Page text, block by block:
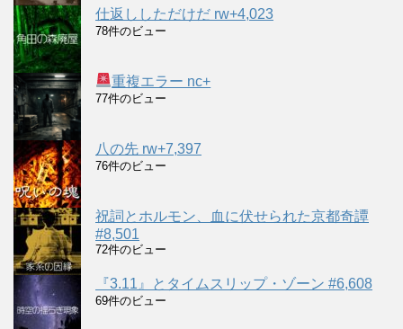
仕返ししただけだ rw+4,023
78件のビュー
重複エラー nc+
77件のビュー
八の先 rw+7,397
76件のビュー
祝詞とホルモン、血に伏せられた京都奇譚
#8,501
72件のビュー
『3.11』とタイムスリップ・ゾーン #6,608
69件のビュー